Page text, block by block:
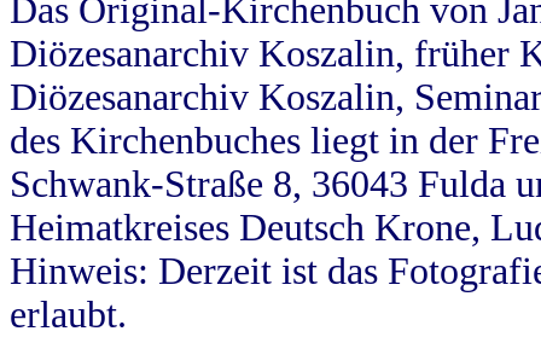
Das Original-Kirchenbuch von
Diözesanarchiv Koszalin, früher
Diözesanarchiv Koszalin,
des Kirchenbuches liegt in der
Schwank-Straße 8, 36043 Fulda
Heimatkreises Deutsch Krone,
Hinweis: Derzeit ist das
erlaubt.